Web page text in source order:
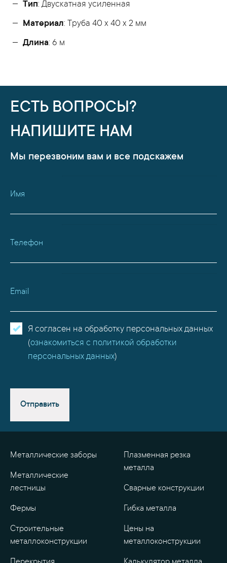
Тип: Двускатная усиленная
Материал: Труба 40 x 40 x 2 мм
Длина: 6 м
ЕСТЬ ВОПРОСЫ?
НАПИШИТЕ НАМ
Мы перезвоним вам и все подскажем
Имя
Телефон
Email
Я согласен на обработку персональных данных
(ознакомиться с политикой обработки
персональных данных)
Отправить
Металлические заборы
Металлические
лестницы
Фермы
Строительные
металлоконструкции
Плазменная резка
металла
Сварные конструкции
Гибка металла
Цены на
металлоконструкции